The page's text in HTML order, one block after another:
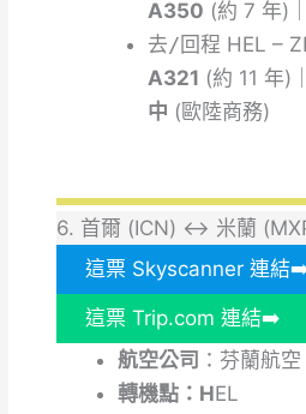
A350 (約 7 年)｜
去/回程 HEL –
A321 (約 11 年)｜
中 (歐陸商務)
6. 首爾 (ICN) ↔ 米蘭
這票 Skyscanner 連結
這票 Trip.com 連結➡️
航空公司 ：芬蘭航
轉機點：HEL